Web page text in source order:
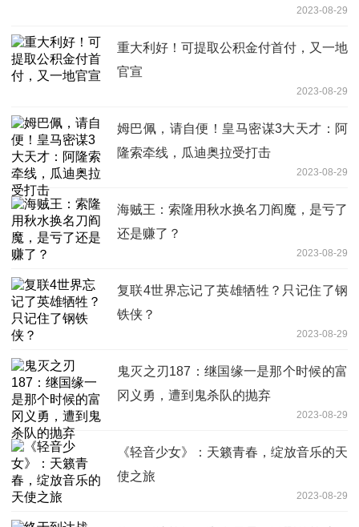
2023-08-29
重大利好！可提取公积金付首付，又一地
官宣
2023-08-29
姆巴佩，请自便！皇马密谋3大天才：阿
隆索牵线，瓜迪奥拉受打击
2023-08-29
海贼王：索隆用秋水换名刀阎魔，是亏了
还是赚了？
2023-08-29
复联4世界忘记了英雄牺牲？只记住了钢
铁侠？
2023-08-29
鬼灭之刃187：继国缘一是那个时候的富
冈义勇，遭到鬼杀队的抛弃
2023-08-29
《轻音少女》：天籁青春，绽放音乐的天
使之旅
2023-08-29